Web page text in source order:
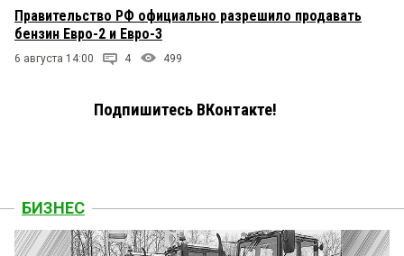
Правительство РФ официально разрешило продавать
бензин Евро-2 и Евро-3
6 августа 14:00 4 499
Подпишитесь ВКонтакте!
БИЗНЕС